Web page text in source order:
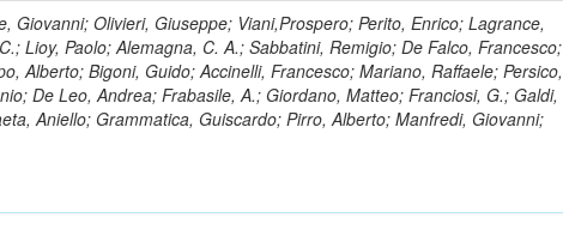
Giovanni; Olivieri, Giuseppe; Viani,Prospero; Perito, Enrico; Lagrance,
Lioy, Paolo; Alemagna, C. A.; Sabbatini, Remigio; De Falco, Francesco;
Alberto; Bigoni, Guido; Accinelli, Francesco; Mariano, Raffaele; Persico,
De Leo, Andrea; Frabasile, A.; Giordano, Matteo; Franciosi, G.; Galdi,
Aniello; Grammatica, Guiscardo; Pirro, Alberto; Manfredi, Giovanni;